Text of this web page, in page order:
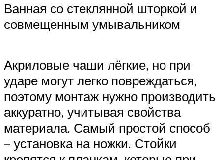
Ванная со стеклянной шторкой и
совмещенным умывальником
Акриловые чаши лёгкие, но при
ударе могут легко повреждаться,
поэтому монтаж нужно производить
аккуратно, учитывая свойства
материала. Самый простой способ
– установка на ножки. Стойки